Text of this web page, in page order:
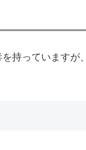
持っていますが